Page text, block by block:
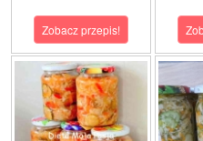
Zobacz przepis!